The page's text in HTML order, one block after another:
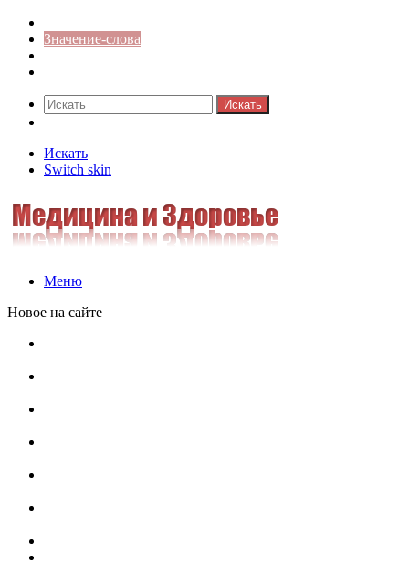
Значение-слова
Искать
Искать
Switch skin
Меню
Новое на сайте